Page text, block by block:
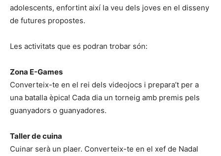
adolescents, enfortint així la veu dels joves en el disseny
de futures propostes.
Les activitats que es podran trobar són:
Zona E-Games
Converteix-te en el rei dels videojocs i prepara’t per a
una batalla èpica! Cada dia un torneig amb premis pels
guanyadors o guanyadores.
Taller de cuina
Cuinar serà un plaer. Converteix-te en el xef de Nadal